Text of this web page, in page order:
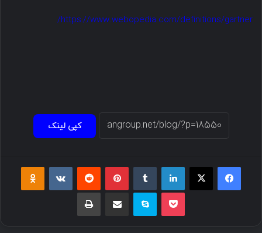
https://www.webopedia.com/definitions/gartner/
کپی لینک
فیسبوک ایکس لینکداین پینتریست
پاکت اسکایپ چاپ